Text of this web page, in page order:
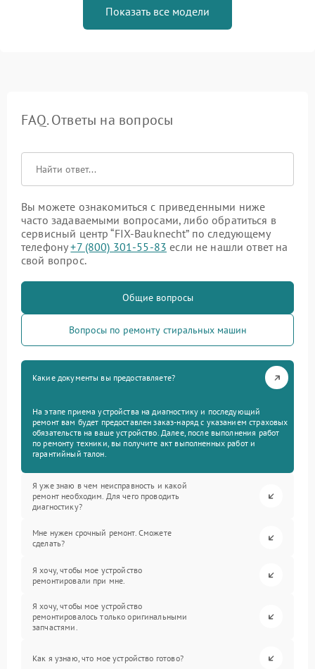
Показать все модели
FAQ. Ответы на вопросы
Вы можете ознакомиться с приведенными ниже
часто задаваемыми вопросами, либо обратиться в
сервисный центр “FIX-Bauknecht” по следующему
телефону+7 (800) 301-55-83 если не нашли ответ на
свой вопрос.
Общие вопросы
Вопросы по ремонту стиральных машин
Какие документы вы предоставляете?
На этапе приема устройства на диагностику и последующий
ремонт вам будет предоставлен заказ-наряд с указанием страховых
обязательств на ваше устройство. Далее, после выполнения работ
по ремонту техники, вы получите акт выполненных работ и
гарантийный талон.
Я уже знаю в чем неисправность и какой
ремонт необходим. Для чего проводить
диагностику?
Мне нужен срочный ремонт. Сможете
сделать?
Я хочу, чтобы мое устройство
ремонтировали при мне.
Я хочу, чтобы мое устройство
ремонтировалось только оригинальными
запчастями.
Как я узнаю, что мое устройство готово?